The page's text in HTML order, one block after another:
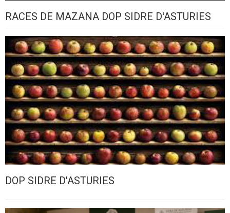
RACES DE MAZANA DOP SIDRE D'ASTURIES
DOP SIDRE D'ASTURIES